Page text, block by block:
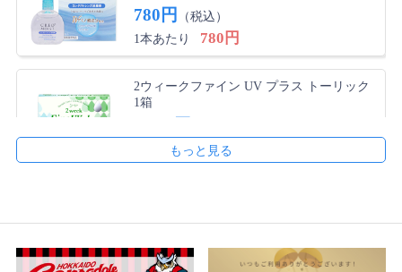
780円
（税込）
1本あたり
780円
2ウィークファイン UV プラス トーリック
1箱
1箱あたり
2,800円
1箱あたり